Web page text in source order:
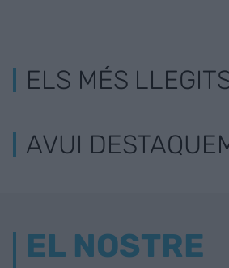
ELS MÉS
AVUI
EL NOSTRE